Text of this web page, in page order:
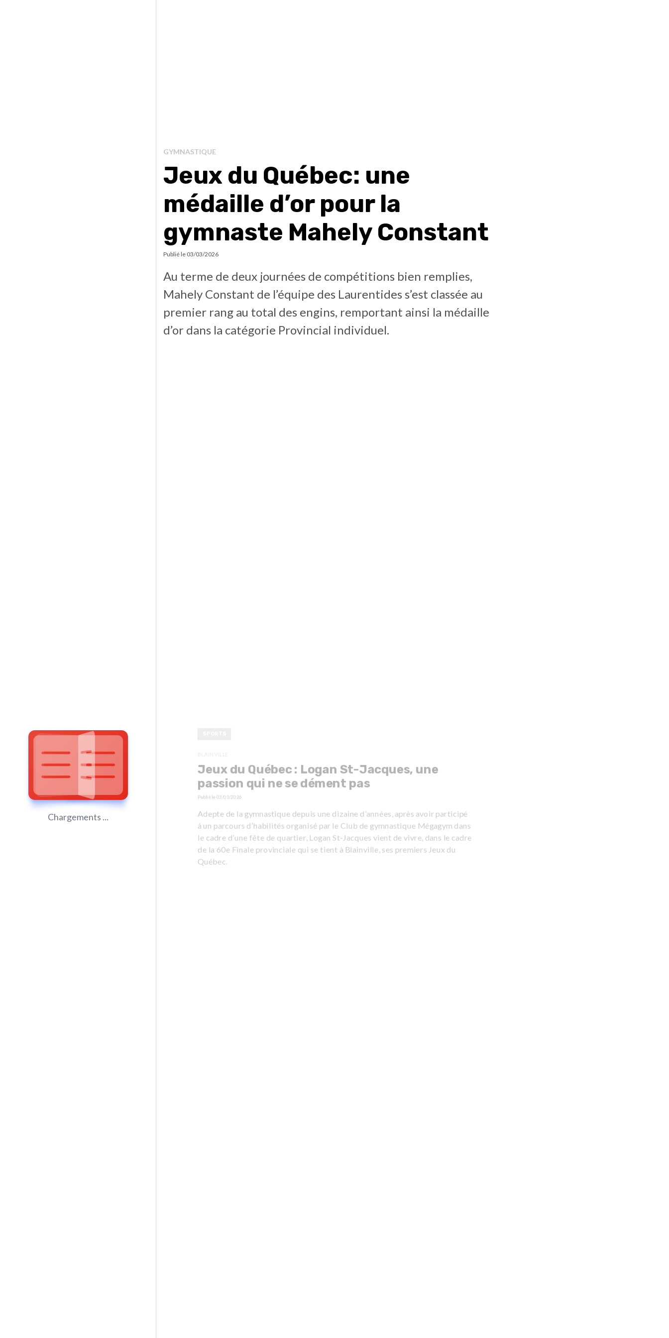
Chargements ...
GYMNASTIQUE
Jeux du Québec: une
médaille d’or pour la
gymnaste Mahely Constant
Publié le 03/03/2026
Au terme de deux journées de compétitions bien remplies,
Mahely Constant de l’équipe des Laurentides s’est classée au
premier rang au total des engins, remportant ainsi la médaille
d’or dans la catégorie Provincial individuel.
Jeux du Québec : Logan St-Jacques, une
passion qui ne se dément pas
Publié le 03/03/2026
Adepte de la gymnastique depuis une dizaine d’années, après avoir participé
à un parcours d’habilités organisé par le Club de gymnastique Mégagym dans
le cadre d’une fête de quartier, Logan St-Jacques vient de vivre, dans le cadre
de la 60e Finale provinciale qui se tient à Blainville, ses premiers Jeux du
Québec.